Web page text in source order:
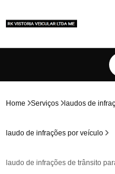
Home Serviços laudos de
laudo de infrações por veículo
laudo de infrações de trânsito